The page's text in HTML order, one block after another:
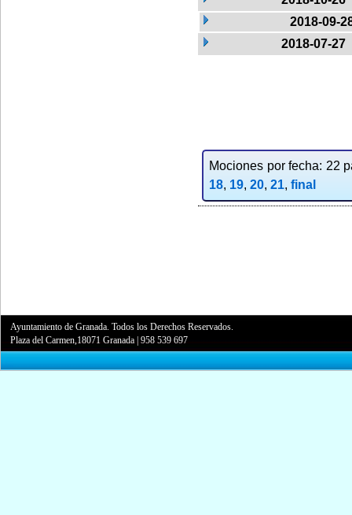
2018-09-
2018-07-27
Mociones por fecha: 22
18, 19, 20, 21, final
Ayuntamiento de Granada. Todos los Derechos Reservados.
Plaza del Carmen,18071 Granada |958 539 697